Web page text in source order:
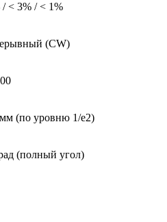
/ < 3% / < 1%
(CW)
(по уровню 1/e2)
(полный угол)